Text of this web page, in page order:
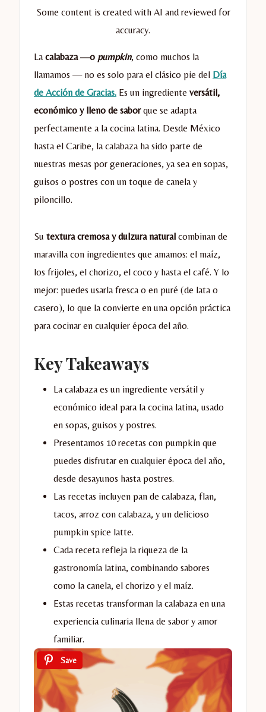
Some content is created with AI and reviewed for
accuracy.
La calabaza —o pumpkin, como muchos la
llamamos — no es solo para el clásico pie del Día
de Acción de Gracias. Es un ingrediente versátil,
económico y lleno de saborque se adapta
perfectamente a la cocina latina. Desde México
hasta el Caribe, la calabaza ha sido parte de
nuestras mesas por generaciones, ya sea en sopas,
guisos o postres con un toque de canela y
piloncillo.
Su textura cremosa y dulzura natural combinan de
maravilla con ingredientes que amamos: el maíz,
los frijoles, el chorizo, el coco y hasta el café. Y lo
mejor: puedes usarla fresca o en puré (de lata o
casero), lo que la convierte en una opción práctica
para cocinar en cualquier época del año.
Key Takeaways
La calabaza es un ingrediente versátil y
económico ideal para la cocina latina, usado
en sopas, guisos y postres.
Presentamos 10 recetas con pumpkin que
puedes disfrutar en cualquier época del año,
desde desayunos hasta postres.
Las recetas incluyen pan de calabaza, flan,
tacos, arroz con calabaza, y un delicioso
pumpkin spice latte.
Cada receta refleja la riqueza de la
gastronomía latina, combinando sabores
como la canela, el chorizo y el maíz.
Estas recetas transforman la calabaza en una
experiencia culinaria llena de sabor y amor
familiar.
Save